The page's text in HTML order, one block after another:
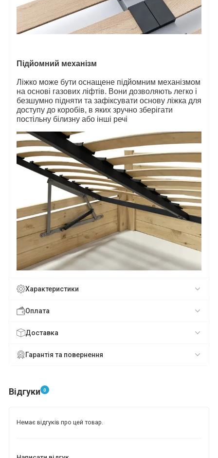
Підйомний механізм
Ліжко може бути оснащене підйомним механізмом
на основі газових ліфтів. Вони дозволяють легко і
безшумно підняти та зафіксувати основу ліжка для
доступу до коробів, в яких зручно зберігати
постільну білизну або інші речі
Характеристики
Оплата
Доставка
Гарантія та повернення
Відгуки 0
Немає відгуків про цей товар.
*
*
*
*
*
*
*